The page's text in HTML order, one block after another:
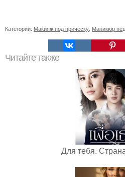
Категории: Макияж под прическу Маникюр
Читайте также
Для тебя.